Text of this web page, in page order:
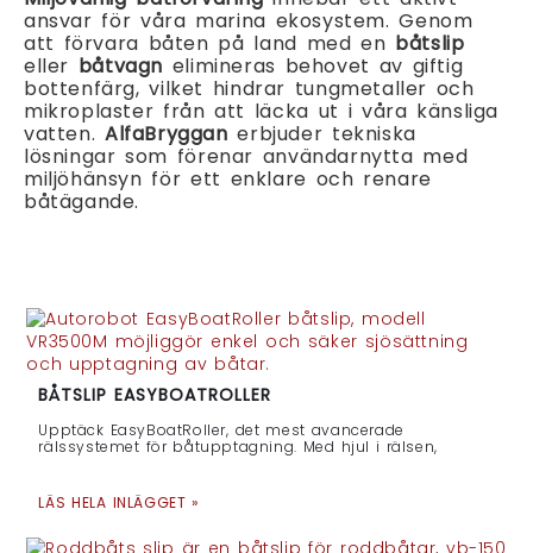
ansvar för våra marina ekosystem. Genom
att förvara båten på land med en båtslip
eller båtvagn elimineras behovet av giftig
bottenfärg, vilket hindrar tungmetaller och
mikroplaster från att läcka ut i våra känsliga
vatten. AlfaBryggan erbjuder tekniska
lösningar som förenar användarnytta med
miljöhänsyn för ett enklare och renare
båtägande.
BÅTSLIP EASYBOATROLLER
Upptäck EasyBoatRoller, det mest avancerade
rälssystemet för båtupptagning. Med hjul i rälsen,
LÄS HELA INLÄGGET »